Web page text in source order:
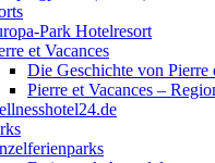
Park Hotelresort
et Vacances
Die Geschichte von Pierre
Pierre et Vacances –